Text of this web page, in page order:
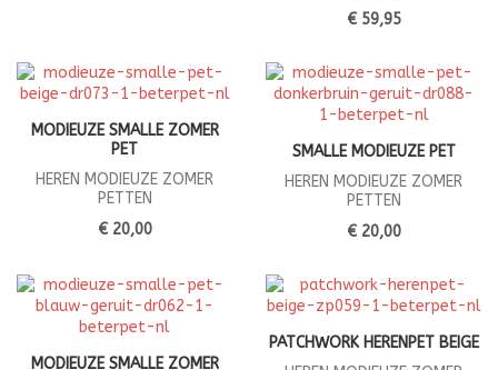
€ 59,95
MODIEUZE SMALLE ZOMER
PET
HEREN MODIEUZE ZOMER
PETTEN
€ 20,00
SMALLE MODIEUZE PET
HEREN MODIEUZE ZOMER
PETTEN
€ 20,00
MODIEUZE SMALLE ZOMER
PATCHWORK HERENPET BEIGE